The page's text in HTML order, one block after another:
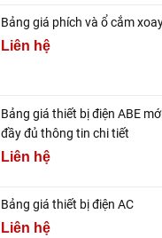
Bảng giá phích và ổ cắm
Liên hệ
Bảng giá thiết bị điện ABE
đầy đủ thông tin chi tiết
Liên hệ
Bảng giá thiết bị điện AC
Liên hệ